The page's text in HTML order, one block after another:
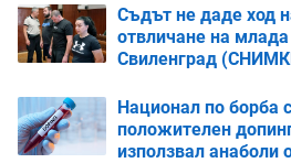
Съдът не даде ход
отвличане на
Свиленград
Национал по борба с
положителен
използвал анаболи